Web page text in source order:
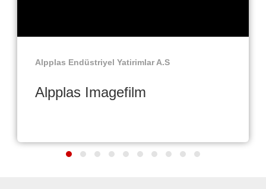
Alpplas Endüstriyel Yatirimlar A.S
Alpplas Imagefilm